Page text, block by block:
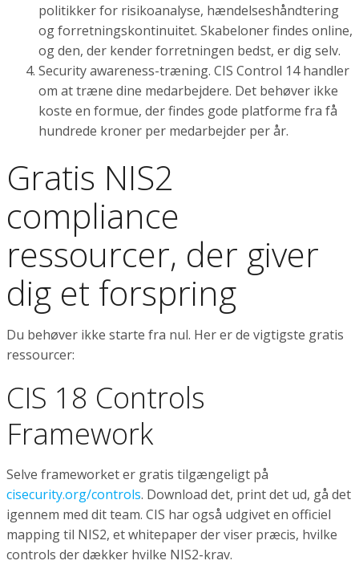
politikker for risikoanalyse, hændelseshåndtering
og forretningskontinuitet. Skabeloner findes online,
og den, der kender forretningen bedst, er dig selv.
Security awareness-træning. CIS Control 14 handler
om at træne dine medarbejdere. Det behøver ikke
koste en formue, der findes gode platforme fra få
hundrede kroner per medarbejder per år.
Gratis NIS2
compliance
ressourcer, der giver
dig et forspring
Du behøver ikke starte fra nul. Her er de vigtigste gratis
ressourcer:
CIS 18 Controls
Framework
Selve frameworket er gratis tilgængeligt på
cisecurity.org/controls. Download det, print det ud, gå det
igennem med dit team. CIS har også udgivet en officiel
mapping til NIS2, et whitepaper der viser præcis, hvilke
controls der dækker hvilke NIS2-krav.